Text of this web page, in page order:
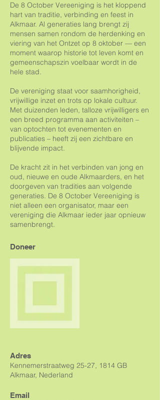
De 8 October Vereeniging is het kloppend
hart van traditie, verbinding en feest in
Alkmaar. Al generaties lang brengt zij
mensen samen rondom de herdenking en
viering van het Ontzet op 8 oktober — een
moment waarop historie tot leven komt en
gemeenschapszin voelbaar wordt in de
hele stad.
De vereniging staat voor saamhorigheid,
vrijwillige inzet en trots op lokale cultuur.
Met duizenden leden, talloze vrijwilligers en
een breed programma aan activiteiten –
van optochten tot evenementen en
publicaties – heeft zij een zichtbare en
blijvende impact.
De kracht zit in het verbinden van jong en
oud, nieuwe en oude Alkmaarders, en het
doorgeven van tradities aan volgende
generaties. De 8 October Vereeniging is
niet alleen een organisator, maar een
vereniging die Alkmaar ieder jaar opnieuw
samenbrengt.
Doneer
Adres
Kennemerstraatweg 25-27, 1814 GB
Alkmaar, Nederland
Email